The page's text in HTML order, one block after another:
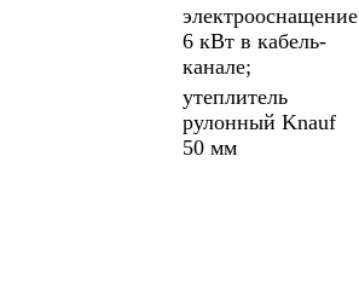
электрооснащение
6 кВт в кабель-
канале;
утеплитель
рулонный Knauf
50 мм